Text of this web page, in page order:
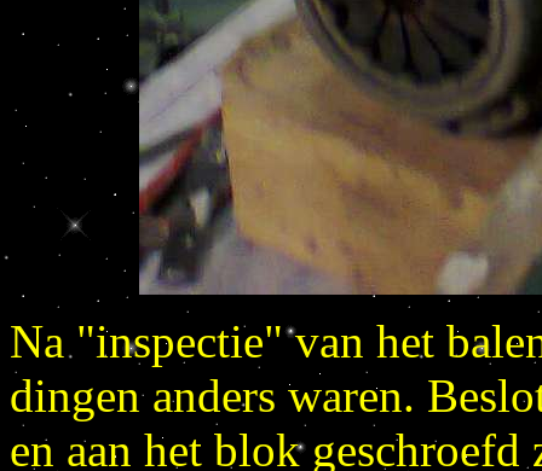
Na "inspectie" van het
dingen anders waren.
en aan het blok